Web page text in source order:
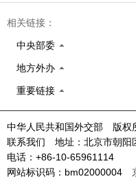
相关链接：
中央部委
地方外办
重要链接
中华人民共和国外交部 版权
联系我们 地址：北京市朝
电话：+86-10-65961114
网站标识码：bm02000004